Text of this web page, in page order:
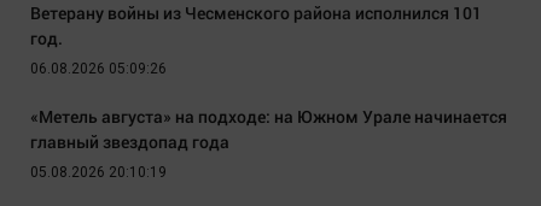
Ветерану войны из Чесменского района исполнился 101
год.
06.08.2026 05:09:26
«Метель августа» на подходе: на Южном Урале начинается
главный звездопад года
05.08.2026 20:10:19